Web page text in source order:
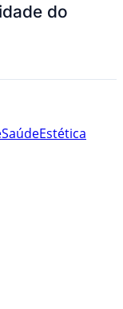
do
SaúdeEstética